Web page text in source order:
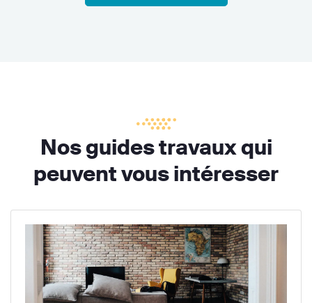
Nos guides travaux qui
peuvent vous intéresser